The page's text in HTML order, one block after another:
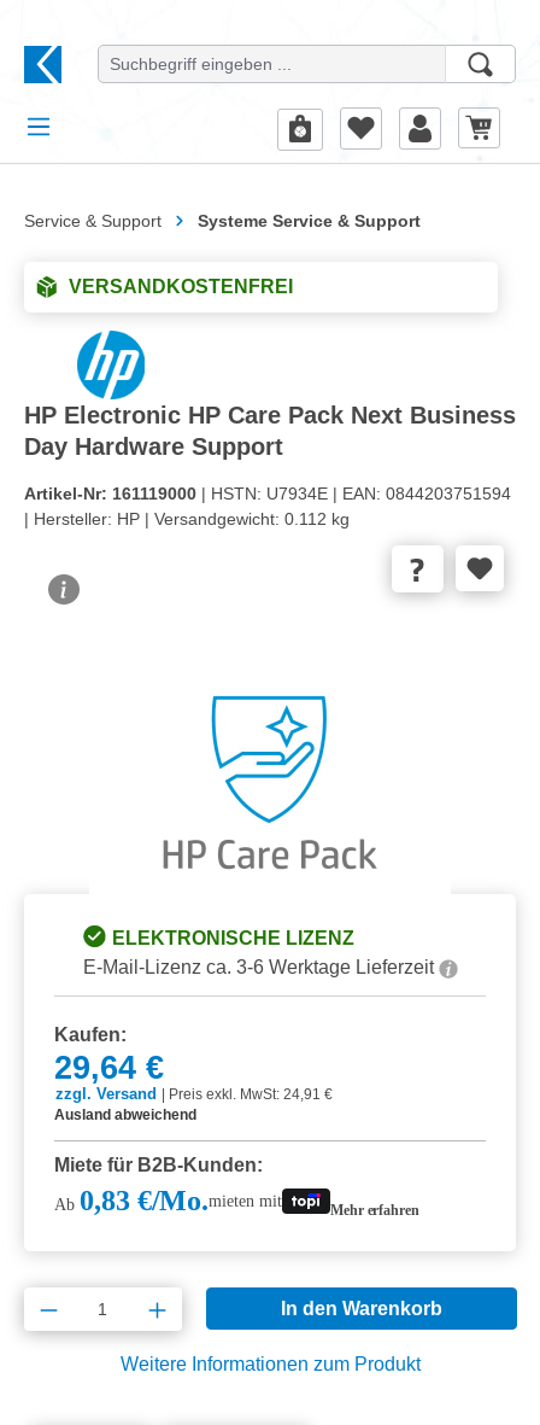
Service & Support Systeme Service & Support
VERSANDKOSTENFREI
HP Electronic HP Care Pack Next Business
Day Hardware Support
Artikel-Nr: 161119000 | HSTN: U7934E | EAN: 0844203751594
| Hersteller: HP | Versandgewicht: 0.112 kg
ELEKTRONISCHE LIZENZ
E-Mail-Lizenz ca. 3-6 Werktage Lieferzeit
Kaufen:
29,64 €
zzgl. Versand
Preis exkl. MwSt: 24,91 €
Ausland abweichend
Miete für B2B-Kunden:
Ab 0,83 €/Mo.mieten mit Mehr erfahren
Produkt Anzahl: Gib den gewünschten
In den Warenkorb
Weitere Informationen zum Produkt